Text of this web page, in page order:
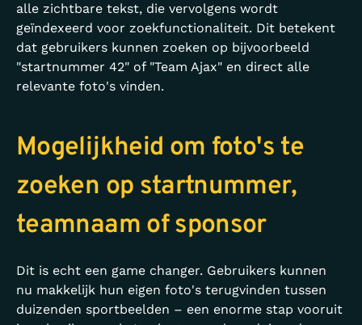
alle zichtbare tekst, die vervolgens wordt
geïndexeerd voor zoekfunctionaliteit. Dit betekent
dat gebruikers kunnen zoeken op bijvoorbeeld
"startnummer 42" of "Team Ajax" en direct alle
relevante foto's vinden.
Mogelijkheid om foto's te
zoeken op startnummer,
teamnaam of sponsor
Dit is echt een game changer. Gebruikers kunnen
nu makkelijk hun eigen foto's terugvinden tussen
duizenden sportbeelden – een enorme stap vooruit